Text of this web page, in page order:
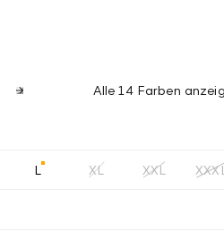
Alle 14 Farben
L XL XXL